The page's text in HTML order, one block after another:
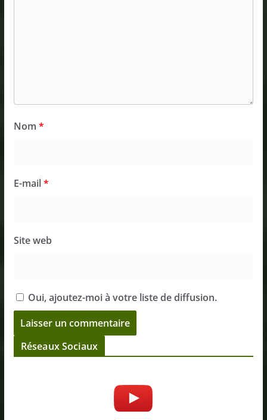
Nom *
E-mail*
Site web
Oui, ajoutez-moi à votre liste de diffusion.
Réseaux Sociaux